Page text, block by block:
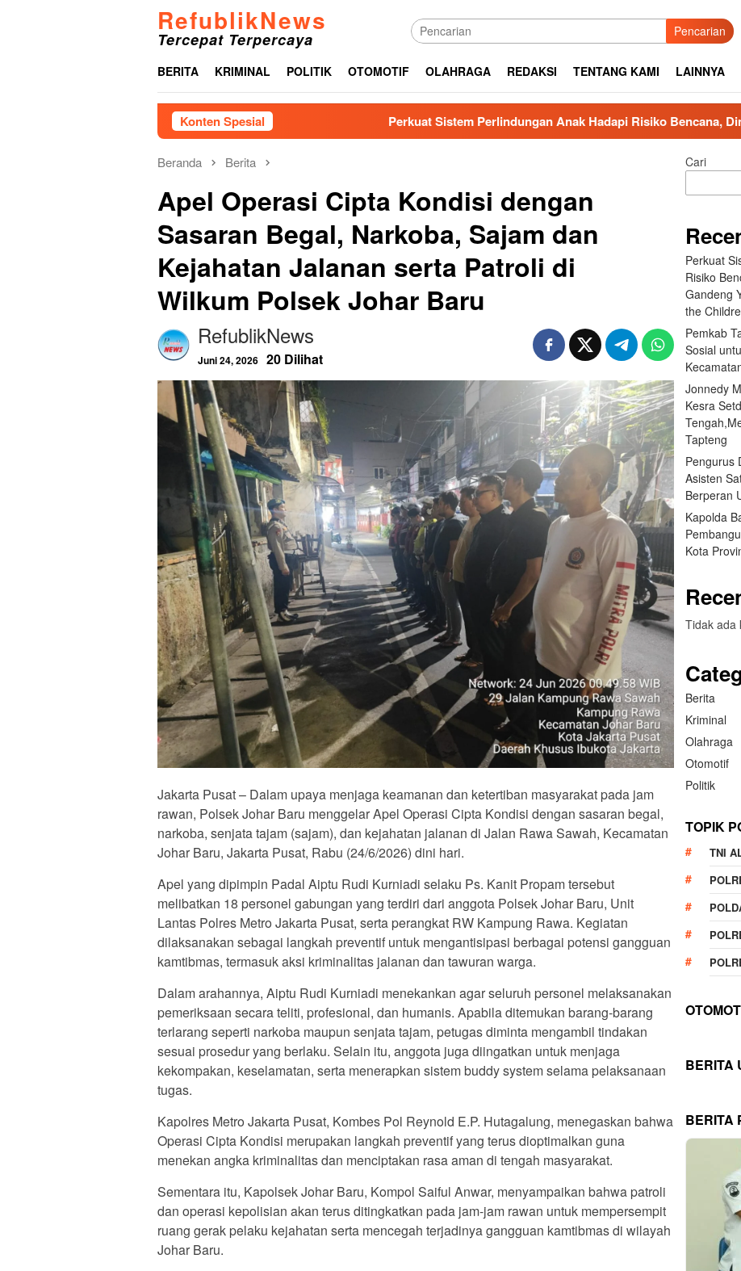
RefublikNews
Tercepat Terpercaya Pencarian
BERITA KRIMINAL POLITIK OTOMOTIF OLAHRAGA REDAKSI TENTANG KAMI LAINNYA
Konten Spesial Perkuat Sistem Perlindungan Anak Hadapi Risiko Bencana, Dinas PPPA
Beranda Berita
Apel Operasi Cipta Kondisi dengan
Sasaran Begal, Narkoba, Sajam dan
Kejahatan Jalanan serta Patroli di
Wilkum Polsek Johar Baru
RefublikNews
Juni 24, 2026 20 Dilihat
Jakarta Pusat – Dalam upaya menjaga keamanan dan ketertiban masyarakat pada jam
rawan, Polsek Johar Baru menggelar Apel Operasi Cipta Kondisi dengan sasaran begal,
narkoba, senjata tajam (sajam), dan kejahatan jalanan di Jalan Rawa Sawah, Kecamatan
Johar Baru, Jakarta Pusat, Rabu (24/6/2026) dini hari.
Apel yang dipimpin Padal Aiptu Rudi Kurniadi selaku Ps. Kanit Propam tersebut
melibatkan 18 personel gabungan yang terdiri dari anggota Polsek Johar Baru, Unit
Lantas Polres Metro Jakarta Pusat, serta perangkat RW Kampung Rawa. Kegiatan
dilaksanakan sebagai langkah preventif untuk mengantisipasi berbagai potensi gangguan
kamtibmas, termasuk aksi kriminalitas jalanan dan tawuran warga.
Dalam arahannya, Aiptu Rudi Kurniadi menekankan agar seluruh personel melaksanakan
pemeriksaan secara teliti, profesional, dan humanis. Apabila ditemukan barang-barang
terlarang seperti narkoba maupun senjata tajam, petugas diminta mengambil tindakan
sesuai prosedur yang berlaku. Selain itu, anggota juga diingatkan untuk menjaga
kekompakan, keselamatan, serta menerapkan sistem buddy system selama pelaksanaan
tugas.
Kapolres Metro Jakarta Pusat, Kombes Pol Reynold E.P. Hutagalung, menegaskan bahwa
Operasi Cipta Kondisi merupakan langkah preventif yang terus dioptimalkan guna
menekan angka kriminalitas dan menciptakan rasa aman di tengah masyarakat.
Sementara itu, Kapolsek Johar Baru, Kompol Saiful Anwar, menyampaikan bahwa patroli
dan operasi kepolisian akan terus ditingkatkan pada jam-jam rawan untuk mempersempit
ruang gerak pelaku kejahatan serta mencegah terjadinya gangguan kamtibmas di wilayah
Johar Baru.
Cari
Perkuat
Risiko
Gandeng
the
Pemkab
Sosial
Jonnedy
Kesra
Tapteng
Pengurus
Asisten
Berperan
Kapolda
Kota
Tidak ada
Berita
Kriminal
Olahraga
Otomotif
Politik
TOPIK
TNI
BERITA
BERITA